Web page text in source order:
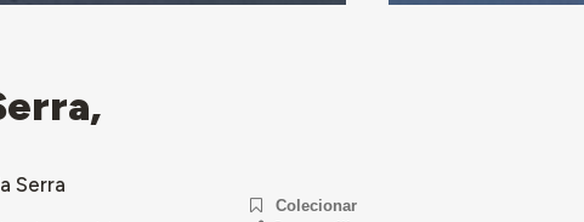
Serra
Colecionar